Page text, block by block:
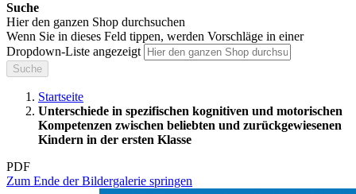
Suche
Hier den ganzen Shop durchsuchen
Wenn Sie in dieses Feld tippen, werden Vorschläge in einer
Dropdown-Liste angezeigt
Suche
Startseite
Unterschiede in spezifischen kognitiven und motorischen
Kompetenzen zwischen beliebten und zurückgewiesenen
Kindern in der ersten Klasse
PDF
Zum Ende der Bildergalerie springen